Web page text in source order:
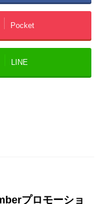
Pocket
LINE
プロモーショ